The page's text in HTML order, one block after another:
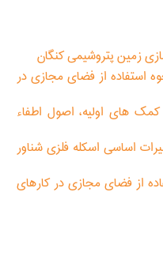
زمین پتروشیمی کنگان
استفاده از فضای مجازی در
های اولیه، اصول اطفاء
اساسی اسکله فلزی شناور
از فضای مجازی در کارهای